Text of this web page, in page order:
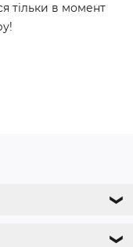
тільки в момент
❯
❯